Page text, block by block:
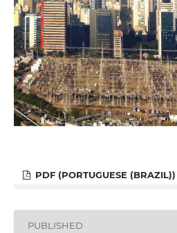
PDF (PORTUGUESE (BRAZIL))
PUBLISHED